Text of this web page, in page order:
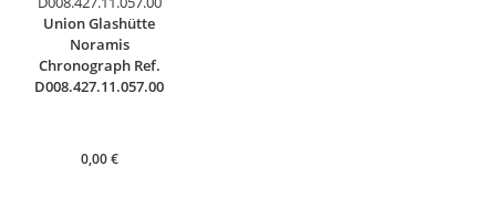
Union Glashütte
Noramis
Chronograph Ref.
D008.427.11.057.00
0,00€